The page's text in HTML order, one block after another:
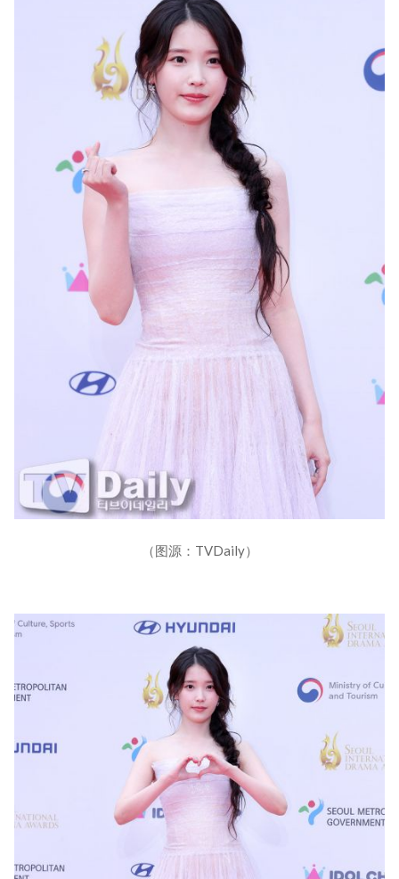
（图源：TVDaily）